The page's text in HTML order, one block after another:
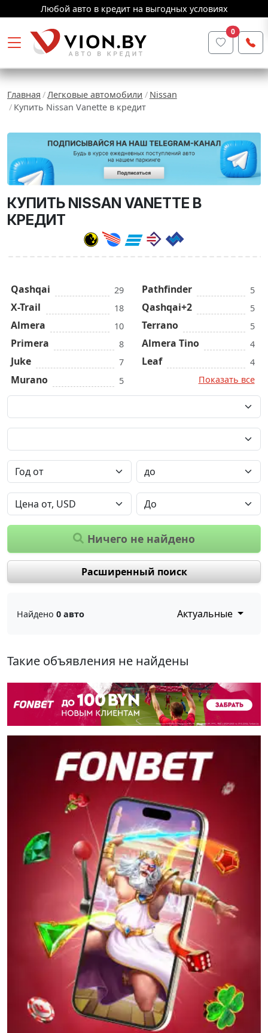
Любой авто в кредит на выгодных условиях
0
Главная Легковые автомобили
Nissan
Купить Nissan Vanette в кредит
КУПИТЬ NISSAN VANETTE В
КРЕДИТ
Qashqai 29
X-Trail 18
Almera 10
Primera 8
Juke 7
Murano 5
Pathfinder 5
Qashqai+2 5
Terrano 5
Almera Tino 4
Leaf
4
Показать все
Ничего не найдено
Расширенный поиск
Найдено 0 авто Актуальные
Такие объявления не найдены